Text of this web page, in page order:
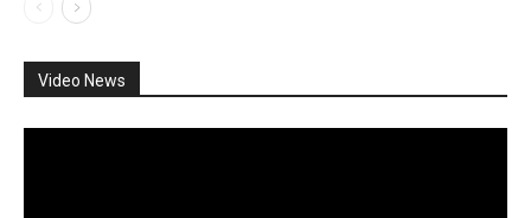
Video News